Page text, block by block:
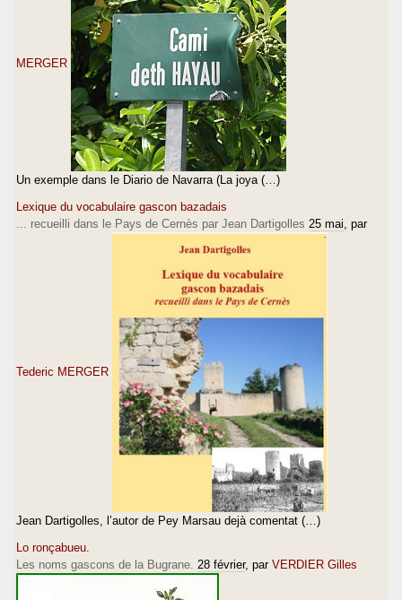
MERGER
Un exemple dans le Diario de Navarra (La joya (…)
Lexique du vocabulaire gascon bazadais
... recueilli dans le Pays de Cernès par Jean Dartigolles 25 mai , par
Tederic MERGER
Jean Dartigolles, l’autor de Pey Marsau dejà comentat (…)
Lo ronçabueu.
Les noms gascons de la Bugrane. 28 février, par VERDIER Gilles